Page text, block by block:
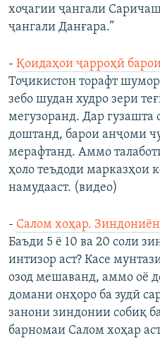
хоҷагии ҷангали
ҷангали Данғара.”
- Қоидаҳои ҷарроҳӣ
Тоҷикистон торафт
зебо шудан худро зери
мегузоранд. Дар
доштанд, барои анҷоми
мерафтанд. Аммо
ҳоло теъдоди марказҳои
намудааст. (видео)
- Салом хоҳар.
Баъди 5 ё 10 ва 20 соли
интизор аст? Касе
озод мешаванд, аммо оё
домани онҳоро ба зудӣ
занони зиндонии собиқ
барномаи Салом хоҳар